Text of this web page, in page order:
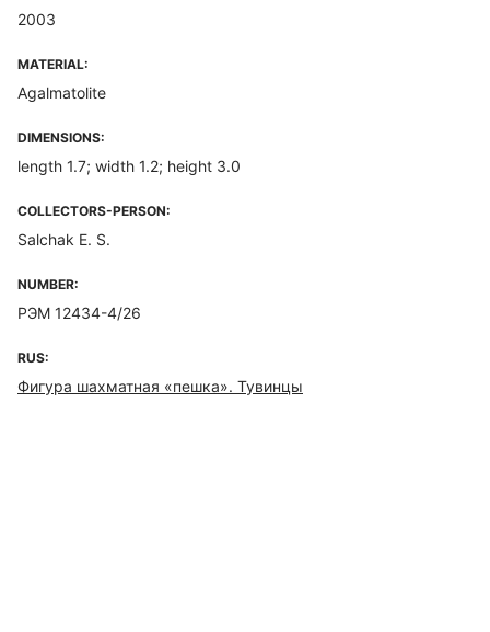
2003
MATERIAL:
Agalmatolite
DIMENSIONS:
length 1.7; width 1.2; height 3.0
COLLECTORS-PERSON:
Salchak E. S.
NUMBER:
РЭМ 12434-4/26
RUS:
Фигура шахматная «пешка». Тувинцы